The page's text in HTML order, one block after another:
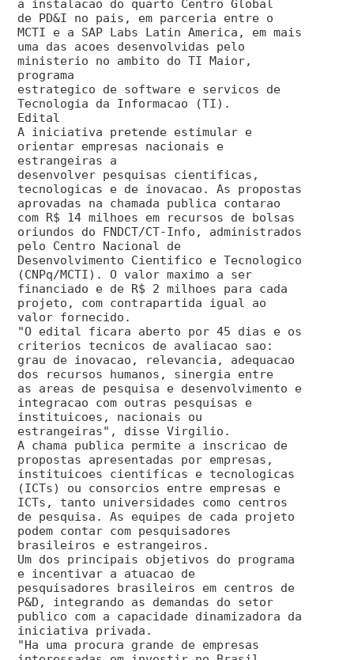
a instalacao do quarto Centro Global
de PD&I no pais, em parceria entre o
MCTI e a SAP Labs Latin America, em mais
uma das acoes desenvolvidas pelo
ministerio no ambito do TI Maior,
programa
estrategico de software e servicos de
Tecnologia da Informacao (TI).
Edital
A iniciativa pretende estimular e
orientar empresas nacionais e
estrangeiras a
desenvolver pesquisas cientificas,
tecnologicas e de inovacao. As propostas
aprovadas na chamada publica contarao
com R$ 14 milhoes em recursos de bolsas
oriundos do FNDCT/CT-Info, administrados
pelo Centro Nacional de
Desenvolvimento Cientifico e Tecnologico
(CNPq/MCTI). O valor maximo a ser
financiado e de R$ 2 milhoes para cada
projeto, com contrapartida igual ao
valor fornecido.
"O edital ficara aberto por 45 dias e os
criterios tecnicos de avaliacao sao:
grau de inovacao, relevancia, adequacao
dos recursos humanos, sinergia entre
as areas de pesquisa e desenvolvimento e
integracao com outras pesquisas e
instituicoes, nacionais ou
estrangeiras", disse Virgilio.
A chama publica permite a inscricao de
propostas apresentadas por empresas,
instituicoes cientificas e tecnologicas
(ICTs) ou consorcios entre empresas e
ICTs, tanto universidades como centros
de pesquisa. As equipes de cada projeto
podem contar com pesquisadores
brasileiros e estrangeiros.
Um dos principais objetivos do programa
e incentivar a atuacao de
pesquisadores brasileiros em centros de
P&D, integrando as demandas do setor
publico com a capacidade dinamizadora da
iniciativa privada.
"Ha uma procura grande de empresas